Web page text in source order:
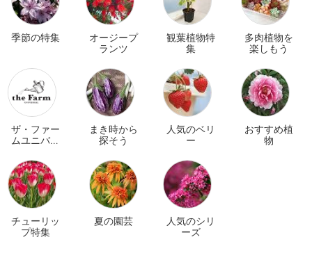
季節の特集
オージープ
ランツ
観葉植物特
集
多肉植物を
楽しもう
ザ・ファー
ムユニバー
イン
まき時から
探そう
人気のベリ
ー
おすすめ植
物
チューリッ
プ特集
夏の園芸
人気のシリ
ーズ